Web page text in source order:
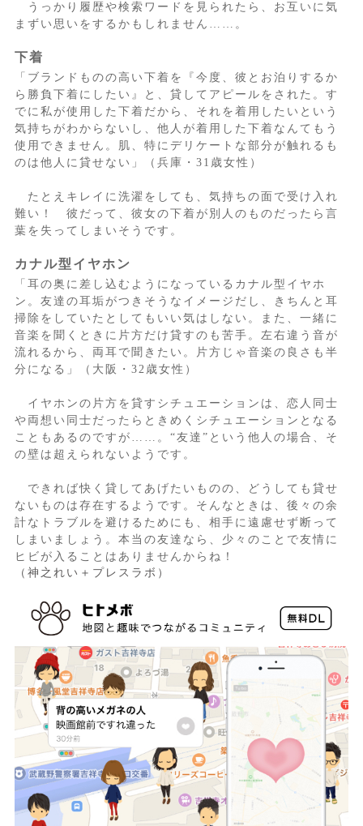
うっかり履歴や検索ワードを見られたら、お互いに気
まずい思いをするかもしれません……。
下着
「ブランドものの高い下着を『今度、彼とお泊りするか
ら勝負下着にしたい』と、貸してアピールをされた。す
でに私が使用した下着だから、それを着用したいという
気持ちがわからないし、他人が着用した下着なんてもう
使用できません。肌、特にデリケートな部分が触れるも
のは他人に貸せない」（兵庫・31歳女性）
たとえキレイに洗濯をしても、気持ちの面で受け入れ
難い！ 彼だって、彼女の下着が別人のものだったら言
葉を失ってしまいそうです。
カナル型イヤホン
「耳の奥に差し込むようになっているカナル型イヤホ
ン。友達の耳垢がつきそうなイメージだし、きちんと耳
掃除をしていたとしてもいい気はしない。また、一緒に
音楽を聞くときに片方だけ貸すのも苦手。左右違う音が
流れるから、両耳で聞きたい。片方じゃ音楽の良さも半
分になる」（大阪・32歳女性）
イヤホンの片方を貸すシチュエーションは、恋人同士
や両想い同士だったらときめくシチュエーションとなる
こともあるのですが……。“友達”という他人の場合、そ
の壁は超えられないようです。
できれば快く貸してあげたいものの、どうしても貸せ
ないものは存在するようです。そんなときは、後々の余
計なトラブルを避けるためにも、相手に遠慮せず断って
しまいましょう。本当の友達なら、少々のことで友情に
ヒビが入ることはありませんからね！
（神之れい＋プレスラボ）